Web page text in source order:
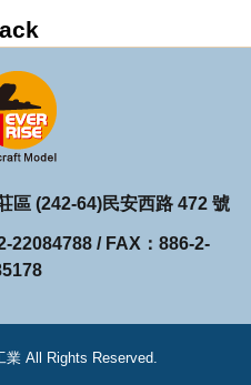
區 (242-64)民安西路 472 號
22084788 / FAX：886-2-
All Rights Reserved.